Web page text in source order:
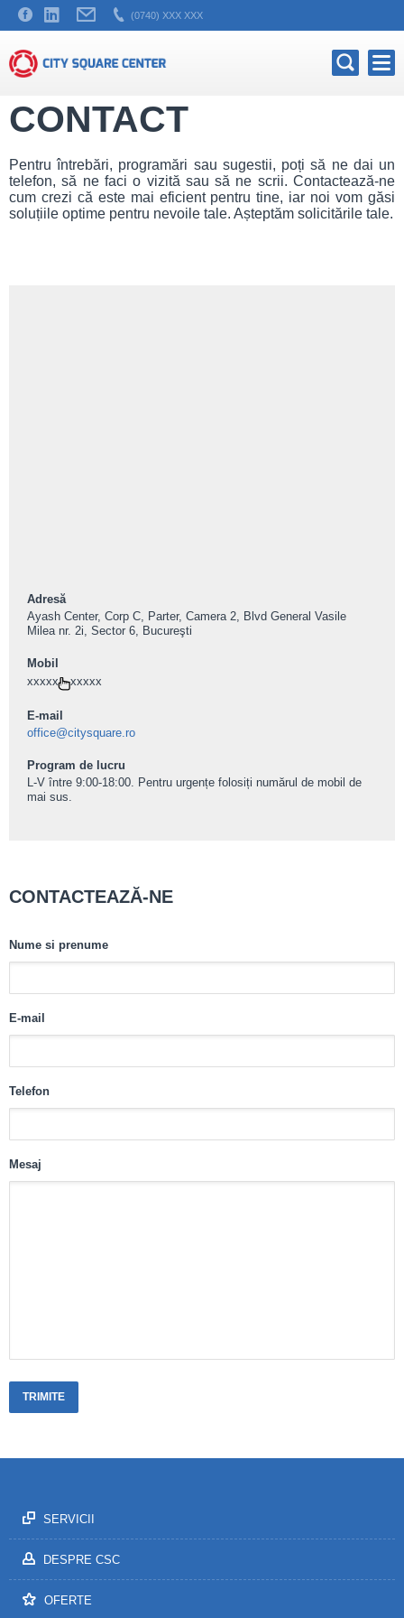
(0740) XXX XXX
CONTACT
Pentru întrebări, programări sau sugestii, poți să ne dai un
telefon, să ne faci o vizită sau să ne scrii. Contactează-ne
cum crezi că este mai eficient pentru tine, iar noi vom găsi
soluțiile optime pentru nevoile tale. Așteptăm solicitările tale.
Adresă
Ayash Center, Corp C, Parter, Camera 2, Blvd General Vasile
Milea nr. 2i, Sector 6, Bucureşti
Mobil
xxxxx
xxxxx
E-mail
office@citysquare.ro
Program de lucru
L-V între 9:00-18:00. Pentru urgențe folosiți numărul de mobil de
mai sus.
CONTACTEAZĂ-NE
Nume si prenume
E-mail
Telefon
Mesaj
SERVICII
DESPRE CSC
OFERTE